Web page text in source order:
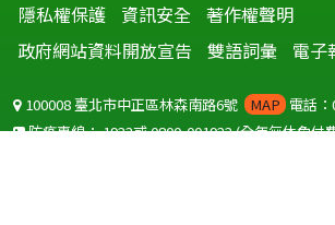
隱私權保護 資訊安全 著作權聲明
政府網站資料開放宣告
雙語詞彙 電子
100008 臺北市中正區林森南路6號 MAP 電話
防疫專線：1922或0800-001922(全年無休免付